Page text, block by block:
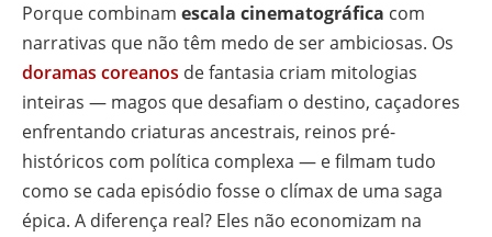
Porque combinam escala cinematográfica com
narrativas que não têm medo de ser ambiciosas. Os
doramas coreanos de fantasia criam mitologias
inteiras — magos que desafiam o destino, caçadores
enfrentando criaturas ancestrais, reinos pré-
históricos com política complexa — e filmam tudo
como se cada episódio fosse o clímax de uma saga
épica. A diferença real? Eles não economizam na